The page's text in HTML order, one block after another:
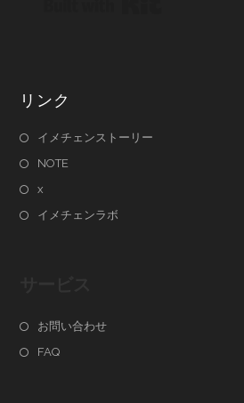
リンク
イメチェンストーリー
NOTE
x
イメチェンラボ
お問い合わせ
FAQ